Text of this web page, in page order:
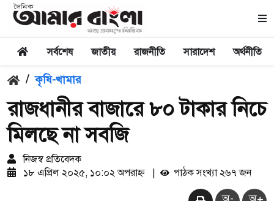
সর্বশেষ জাতীয় রাজনীতি সারাদেশ অর্থনীতি
/ কৃষি-খামার
রাজধানীর বাজারে ৮০ টাকার নিচে
মিলছে না সবজি
নিজস্ব প্রতিবেদক
১৮ এপ্রিল ২০২৫, ১০:০২ অপরাহ্ন
পাঠক সংখ্যা ২৬৭ জন